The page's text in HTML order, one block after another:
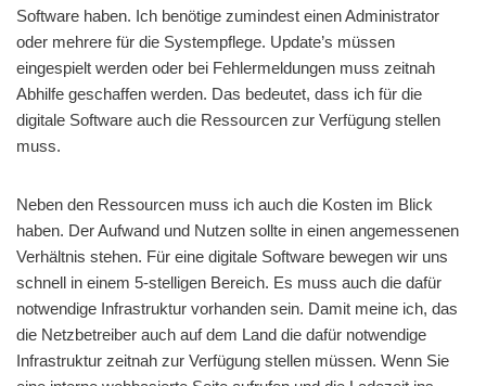
Software haben. Ich benötige zumindest einen Administrator
oder mehrere für die Systempflege. Update’s müssen
eingespielt werden oder bei Fehlermeldungen muss zeitnah
Abhilfe geschaffen werden. Das bedeutet, dass ich für die
digitale Software auch die Ressourcen zur Verfügung stellen
muss.
Neben den Ressourcen muss ich auch die Kosten im Blick
haben. Der Aufwand und Nutzen sollte in einen angemessenen
Verhältnis stehen. Für eine digitale Software bewegen wir uns
schnell in einem 5-stelligen Bereich. Es muss auch die dafür
notwendige Infrastruktur vorhanden sein. Damit meine ich, das
die Netzbetreiber auch auf dem Land die dafür notwendige
Infrastruktur zeitnah zur Verfügung stellen müssen. Wenn Sie